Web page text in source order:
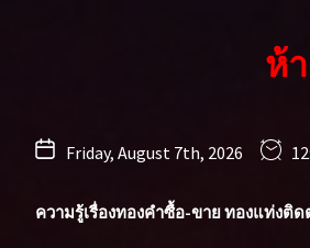
ห้
Friday, August 7th, 2026
ความรู้เรื่องทองคำซื้อ-ขาย ทองแท่งติด